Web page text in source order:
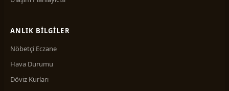
ANLIK BILGILER
Nöbetçi Eczane
Hava Durumu
Döviz Kurları